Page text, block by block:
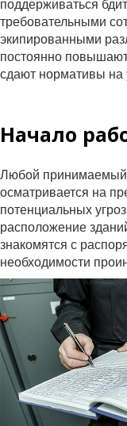
требовательными
экипированными
постоянно
сдают нормативы на
Начало
Любой принимаемый
осматривается на
потенциальных
расположение
знакомятся с
необходимости